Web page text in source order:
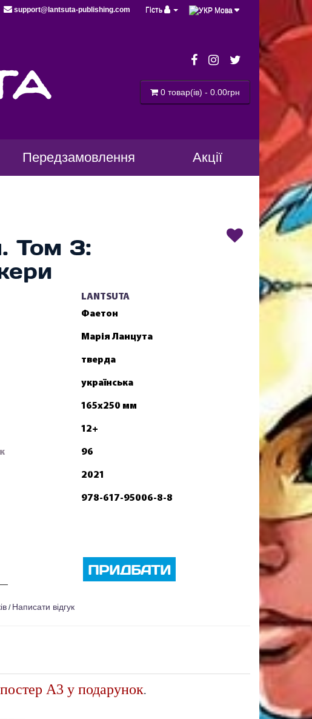
Мова
Гість
support@lantsuta-publishing.com
0 товар(ів) - 0.00грн
Передзамовлення Акції
Том 3:
LANTSUTA
Фаетон
Марія Ланцута
тверда
українська
165х250 мм
12+
96
2021
978-617-95006-8-8
ПРИДБАТИ
/ Написати відгук
А3 у подарунок.